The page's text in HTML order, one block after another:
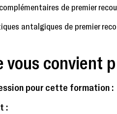
vous convient
pour cette formation :
:
de premier
antalgiques de premier